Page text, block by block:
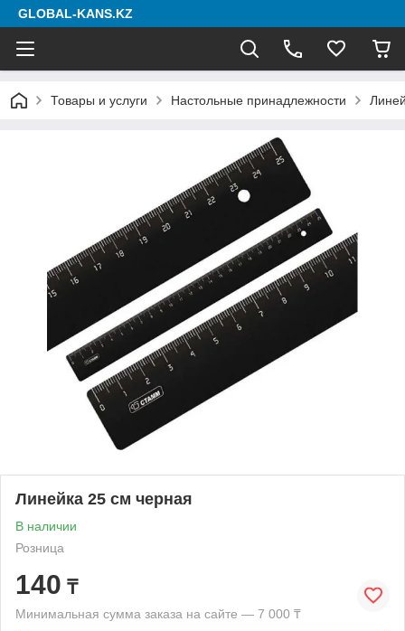
GLOBAL-KANS.KZ
Товары и услуги Настольные принадлежности
Линейка 25 см черная
В наличии
Розница
140 ₸
Минимальная сумма заказа на сайте — 7 000 ₸